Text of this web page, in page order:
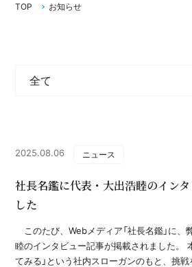
TOP お知らせ
2025.08.06 ニュース
社長名鑑に代表・大出浩睦のイン
した
このたび、Webメディア「社長名鑑」に、
睦のインタビュー記事が掲載されました。
てみる」という社内スローガンのもと、挑